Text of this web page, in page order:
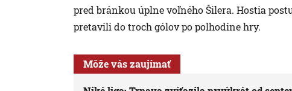
pred bránkou úplne voľného Šilera. Hostia
pretavili do troch gólov po polhodine hry.
Môže vás zaujímať